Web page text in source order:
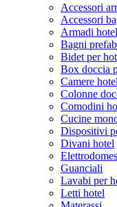
Accessori
Accessori
Armadi hotel
Bagni
Bidet per
Box doccia
Camere hotel
Colonne
Comodini
Cucine
Dispositivi
Divani hotel
Guanciali
Lavabi per
Letti hotel